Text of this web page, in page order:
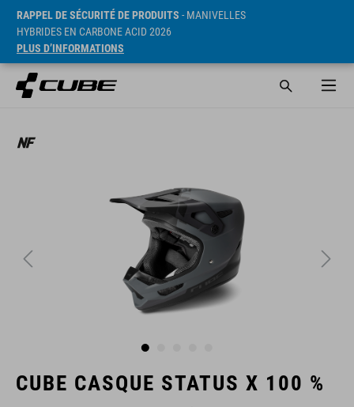
RAPPEL DE SÉCURITÉ DE PRODUITS - MANIVELLES
HYBRIDES EN CARBONE ACID 2026
PLUS D’INFORMATIONS
CUBE CASQUE STATUS X 100 %